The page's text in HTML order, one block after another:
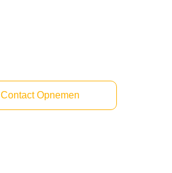
Contact Opnemen